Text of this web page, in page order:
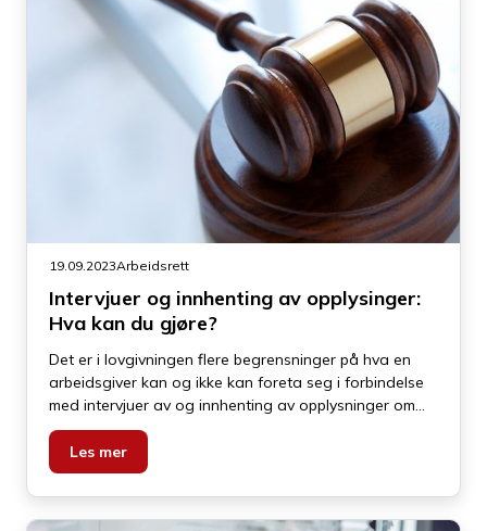
19.09.2023Arbeidsrett
Intervjuer og innhenting av opplysinger:
Hva kan du gjøre?
Det er i lovgivningen flere begrensninger på hva en
arbeidsgiver kan og ikke kan foreta seg i forbindelse
med intervjuer av og innhenting av opplysninger om
kandidater. Men før du som arbeidsgiver kommer så
langt er det også flere forhold du må passe på.
Les mer